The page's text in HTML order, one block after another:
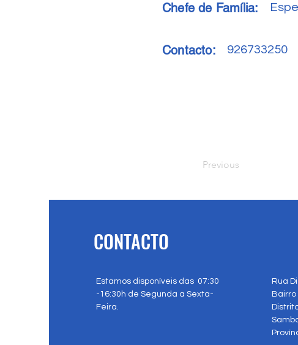
Chefe de Família:
Contacto: 926733250
Previous
CONTACTO
Estamos disponíveis das 07:30
-16:30h de Segunda a Sexta-
Feira.
Rua